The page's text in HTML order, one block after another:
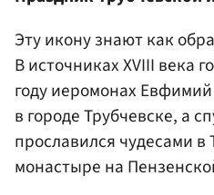
Эту икону знают как
В источниках XVIII века
году иеромонах
в городе Трубчевске, а
прославился чудесами
монастыре на